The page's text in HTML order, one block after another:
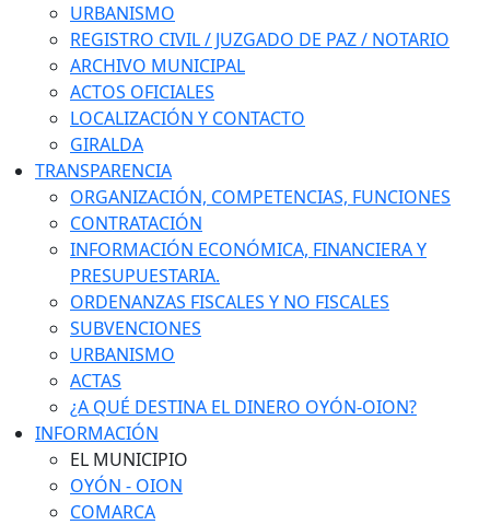
URBANISMO
REGISTRO CIVIL / JUZGADO DE PAZ / NOTARIO
ARCHIVO MUNICIPAL
ACTOS OFICIALES
LOCALIZACIÓN Y CONTACTO
GIRALDA
TRANSPARENCIA
ORGANIZACIÓN, COMPETENCIAS, FUNCIONES
CONTRATACIÓN
INFORMACIÓN ECONÓMICA, FINANCIERA Y
PRESUPUESTARIA.
ORDENANZAS FISCALES Y NO FISCALES
SUBVENCIONES
URBANISMO
ACTAS
¿A QUÉ DESTINA EL DINERO OYÓN-OION?
INFORMACIÓN
EL MUNICIPIO
OYÓN - OION
COMARCA